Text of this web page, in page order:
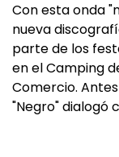
Con esta onda
nueva
parte de los
en el Camping
Comercio.
"Negro" dialogó